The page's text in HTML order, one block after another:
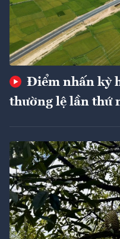
Điểm nhấn kỳ
thường lệ lần thứ